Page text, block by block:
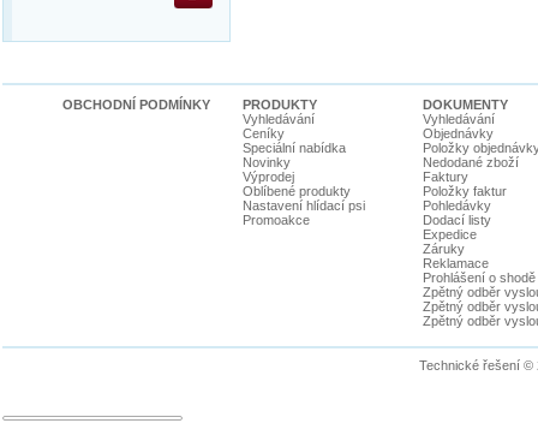
OBCHODNÍ PODMÍNKY
PRODUKTY
Vyhledávání
Ceníky
Speciální nabídka
Novinky
Výprodej
Oblíbené produkty
Nastavení hlídací psi
Promoakce
DOKUMENTY
Vyhledávání
Objednávky
Položky
Nedodané zboží
Faktury
Položky faktur
Pohledávky
Dodací listy
Expedice
Záruky
Reklamace
Prohlášení o shodě
Zpětný odběr
Zpětný odběr
Zpětný odběr
Technické řešení ©